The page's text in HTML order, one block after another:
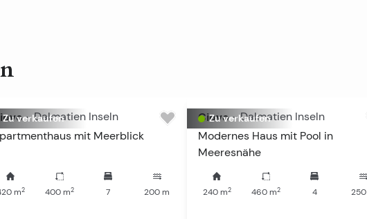
Zu verkaufen
- Dalmatien Inseln
mit Meerblick
m2 400m2 7 200 m
Zu verkaufen
Ciovo - Dalmatien Inseln
Modernes Haus mit Pool in
Meeresnähe
240m2 460m2 4 250